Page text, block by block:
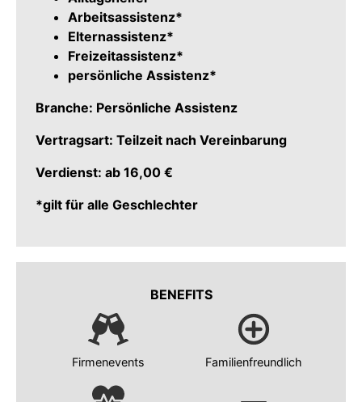
Arbeitsassistenz*
Elternassistenz*
Freizeitassistenz*
persönliche Assistenz*
Branche: Persönliche Assistenz
Vertragsart: Teilzeit nach Vereinbarung
Verdienst: ab 16,00 €
*gilt für alle Geschlechter
BENEFITS
Firmenevents Familienfreundlich